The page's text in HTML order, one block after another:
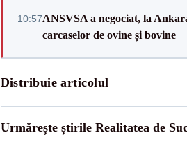
10:57ANSVSA a negociat, la
carcaselor de ovine și bovine
Distribuie articolul
Urmărește știrile Realitatea de